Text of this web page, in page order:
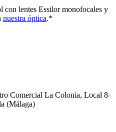
con lentes Essilor monofocales y
nuestra óptica.*
Comercial La Colonia, Local 8-
(Málaga)